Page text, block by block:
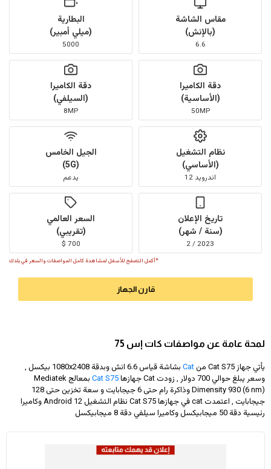
مقاس الشاشة
(بالإنش)
6.6
البطارية
(ميلي أمبير)
5000
دقة الكاميرا
(الأساسية)
50MP
دقة الكاميرا
(السيلفي)
8MP
نظام التشغيل
(الأساسي)
اندرويد 12
الجيل الخامس
(5G)
يدعم
تاريخ الإعلان
(سنة / شهر)
2023 / 2
السعر العالمي
(تقريبي)
700 $
*أكمل التصفح للأسفل لمشاهدة كامل المواصفات والسعر في بلدك
قارن الجهاز
لمحة عامة عن مواصفات كات إس 75
يأتي جهاز Cat S75 من Cat بشاشة قياس 6.6 انش وبدقة 1080x2408 بيكسل ,
وسعر يبلغ حوالي 700 دولار
, زودت Cat جهازها Cat S75
بمعالج Mediatek
Dimensity 930 (6 nm) وذاكرة رام حتى 6 جيجابايت و سعة تخزين حتى 128
جيجابايت , اعتمدت cat في جهازها Cat S75 نظام التشغيل Android 12 وكاميرا
رئيسية دقة 50 ميجابيكسل وكاميرا سيلفي دقة 8 ميجابيكسل